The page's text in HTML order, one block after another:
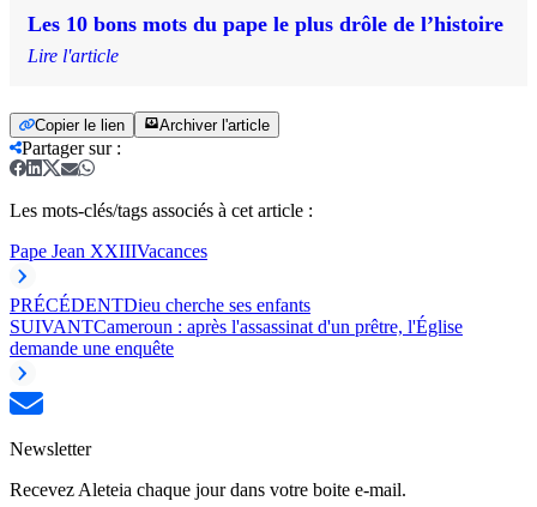
Les 10 bons mots du pape le plus drôle de l’histoire
Lire l'article
Copier le lien Archiver l'article
Partager sur:
Les mots-clés/tags associés à cet article :
Pape Jean XXIIIVacances
PRÉCÉDENTDieu cherche ses enfants
SUIVANTCameroun : après l'assassinat d'un prêtre, l'Église
demande une enquête
Newsletter
Recevez Aleteia chaque jour dans votre boite e-mail.